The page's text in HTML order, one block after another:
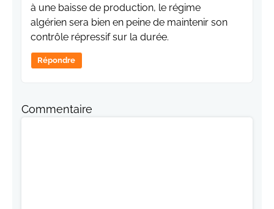
à une baisse de production, le régime
algérien sera bien en peine de maintenir son
contrôle répressif sur la durée.
Répondre
Commentaire